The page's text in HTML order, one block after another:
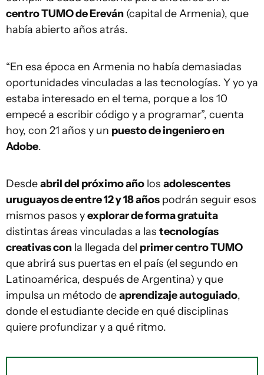
centro TUMO de Ereván (capital de Armenia), que
había abierto años atrás.
“En esa época en Armenia no había demasiadas
oportunidades vinculadas a las tecnologías. Y yo ya
estaba interesado en el tema, porque a los 10
empecé a escribir código y a programar”, cuenta
hoy, con 21 años y un puesto de ingeniero en
Adobe.
Desdeabril del próximo año los adolescentes
uruguayos de entre 12 y 18 años podrán seguir esos
mismos pasos yexplorar de forma gratuita
distintas áreas vinculadas a las tecnologías
creativas con la llegada del primer centro TUMO
que abrirá sus puertas en el país (el segundo en
Latinoamérica, después de Argentina) y que
impulsa un método deaprendizaje autoguiado,
donde el estudiante decide en qué disciplinas
quiere profundizar y a qué ritmo.